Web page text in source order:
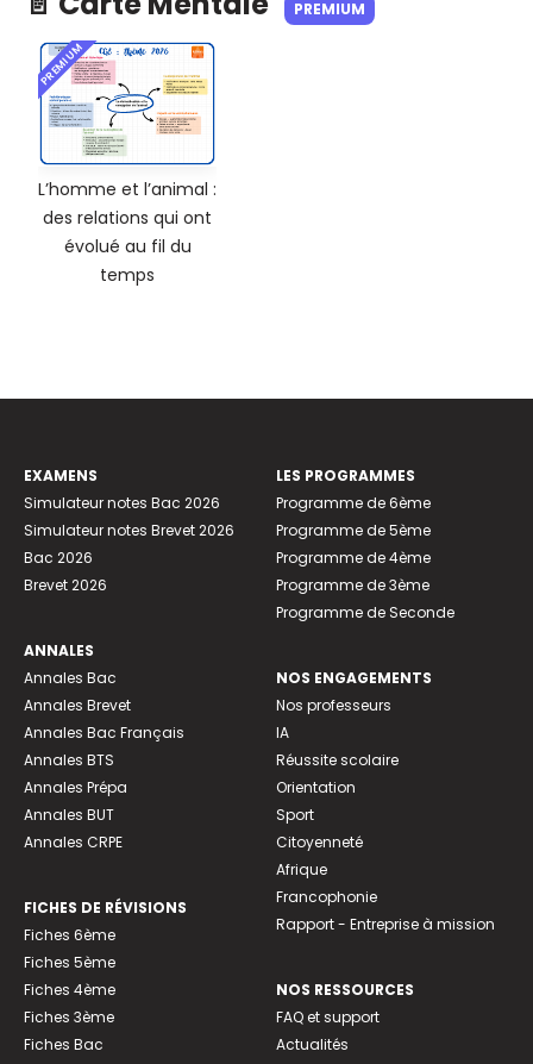
PREMIUM
PREMIUM
L’homme et l’animal :
des relations qui ont
évolué au fil du
temps
EXAMENS
Simulateur notes Bac 2026
Simulateur notes Brevet 2026
Bac 2026
Brevet 2026
ANNALES
Annales Bac
Annales Brevet
Annales Bac Français
Annales BTS
Annales Prépa
Annales BUT
Annales CRPE
FICHES DE RÉVISIONS
Fiches 6ème
Fiches 5ème
Fiches 4ème
Fiches 3ème
Fiches Bac
LES PROGRAMMES
Programme de 6ème
Programme de 5ème
Programme de 4ème
Programme de 3ème
Programme de Seconde
NOS ENGAGEMENTS
Nos professeurs
IA
Réussite scolaire
Orientation
Sport
Citoyenneté
Afrique
Francophonie
Rapport - Entreprise à mission
NOS RESSOURCES
FAQ et support
Actualités